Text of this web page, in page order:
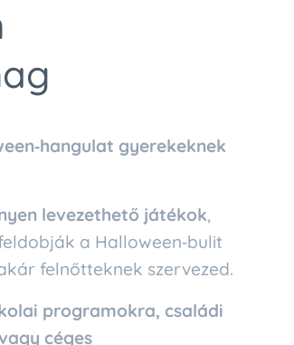
gyerekeknek
levezethető játékok,
a Halloween‑bulit
felnőtteknek szervezed.
programokra, családi
céges